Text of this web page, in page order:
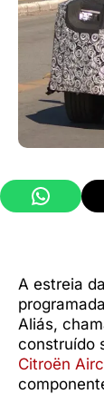
Share
A estreia
Aliás,
construído
Citroën